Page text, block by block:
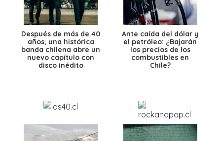
Después de más de 40
años, una histórica
banda chilena abre un
nuevo capítulo con
disco inédito
Ante caída del dólar y
el petróleo: ¿Bajarán
los precios de los
combustibles en
Chile?